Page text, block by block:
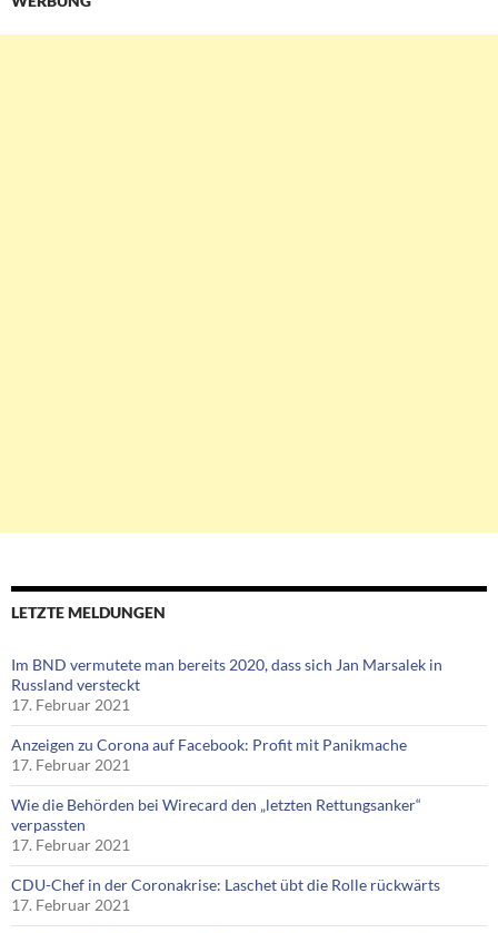
LETZTE MELDUNGEN
Im BND vermutete man bereits 2020, dass sich Jan Marsalek in
Russland versteckt
17. Februar 2021
Anzeigen zu Corona auf Facebook: Profit mit Panikmache
17. Februar 2021
Wie die Behörden bei Wirecard den „letzten Rettungsanker“
verpassten
17. Februar 2021
CDU-Chef in der Coronakrise: Laschet übt die Rolle rückwärts
17. Februar 2021